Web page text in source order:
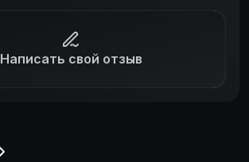
Написать свой отзыв